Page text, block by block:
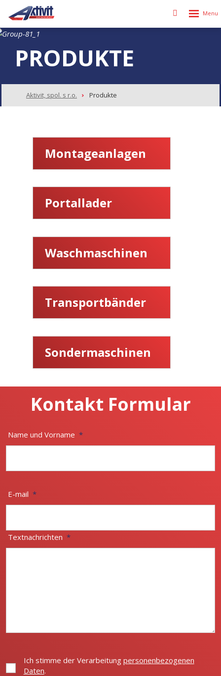
Vyhledávání
Rozbalení
PRODUKTE
Aktivit, spol. s r.o. Produkte
Montageanlagen
Portallader
Waschmaschinen
Transportbänder
Sondermaschinen
Kontakt Formular
Name und Vorname *
E-mail *
Textnachrichten *
Ich stimme der Verarbeitung personenbezogenen
Daten.